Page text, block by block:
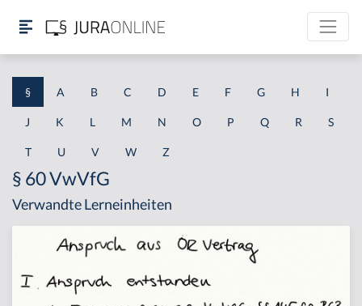
§ A B C D E F G H I
J K L M N O P Q R S
T U V W Z
§ 60 VwVfG
Verwandte Lerneinheiten